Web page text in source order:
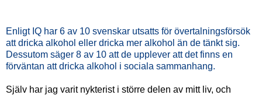
Enligt IQ har 6 av 10 svenskar utsatts för övertalningsförsök
att dricka alkohol eller dricka mer alkohol än de tänkt sig.
Dessutom säger 8 av 10 att de upplever att det finns en
förväntan att dricka alkohol i sociala sammanhang.
Själv har jag varit nykterist i större delen av mitt liv, och